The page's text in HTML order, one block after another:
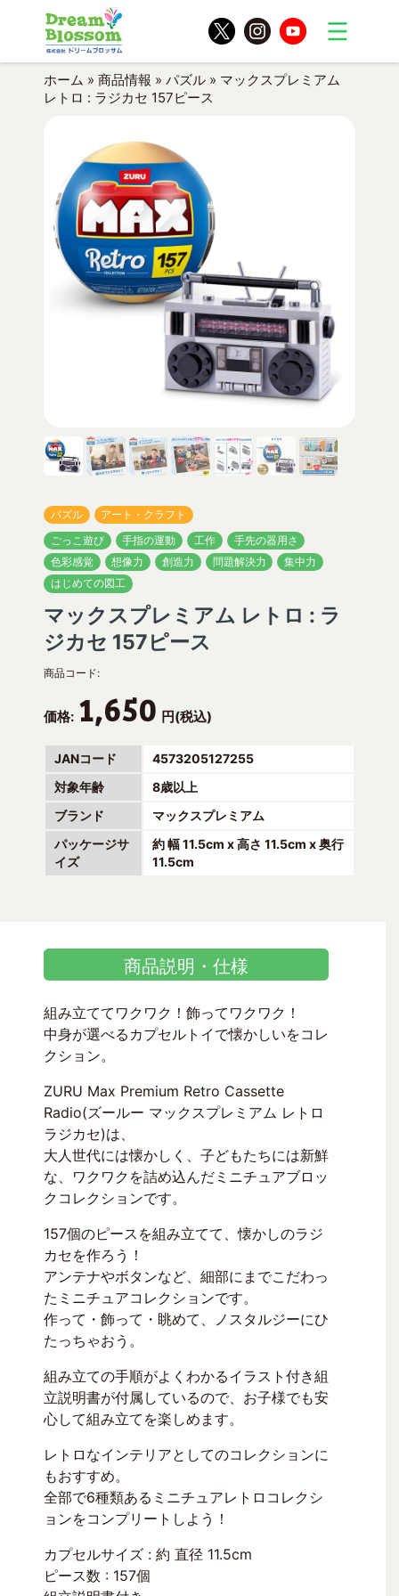
ホーム » 商品情報 » パズル » マックスプレミアム
レトロ : ラジカセ 157ピース
パズル
アート・クラフト
ごっこ遊び
手指の運動 工作
手先の器用さ
色彩感覚
想像力 創造力 問題解決力
集中力
はじめての図工
マックスプレミアム レトロ : ラ
ジカセ 157ピース
商品コード:
価格: 1,650 円(税込)
JANコード
4573205127255
対象年齢
8歳以上
ブランド
マックスプレミアム
パッケージサ
イズ
約 幅 11.5cm x 高さ 11.5cm x 奥行
11.5cm
商品説明・仕様
組み立ててワクワク！飾ってワクワク！
中身が選べるカプセルトイで懐かしいをコレ
クション。
ZURU Max Premium Retro Cassette
Radio(ズールー マックスプレミアム レトロ
ラジカセ)は、
大人世代には懐かしく、子どもたちには新鮮
な、ワクワクを詰め込んだミニチュアブロッ
クコレクションです。
157個のピースを組み立てて、懐かしのラジ
カセを作ろう！
アンテナやボタンなど、細部にまでこだわっ
たミニチュアコレクションです。
作って・飾って・眺めて、ノスタルジーにひ
たっちゃおう。
組み立ての手順がよくわかるイラスト付き組
立説明書が付属しているので、お子様でも安
心して組み立てを楽しめます。
レトロなインテリアとしてのコレクションに
もおすすめ。
全部で6種類あるミニチュアレトロコレクシ
ョンをコンプリートしよう！
カプセルサイズ : 約 直径 11.5cm
ピース数 : 157個